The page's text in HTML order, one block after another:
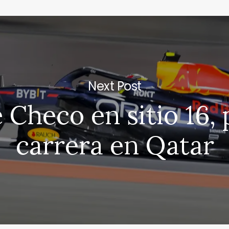
Next Post
Checo en sitio 16,
carrera en Qatar